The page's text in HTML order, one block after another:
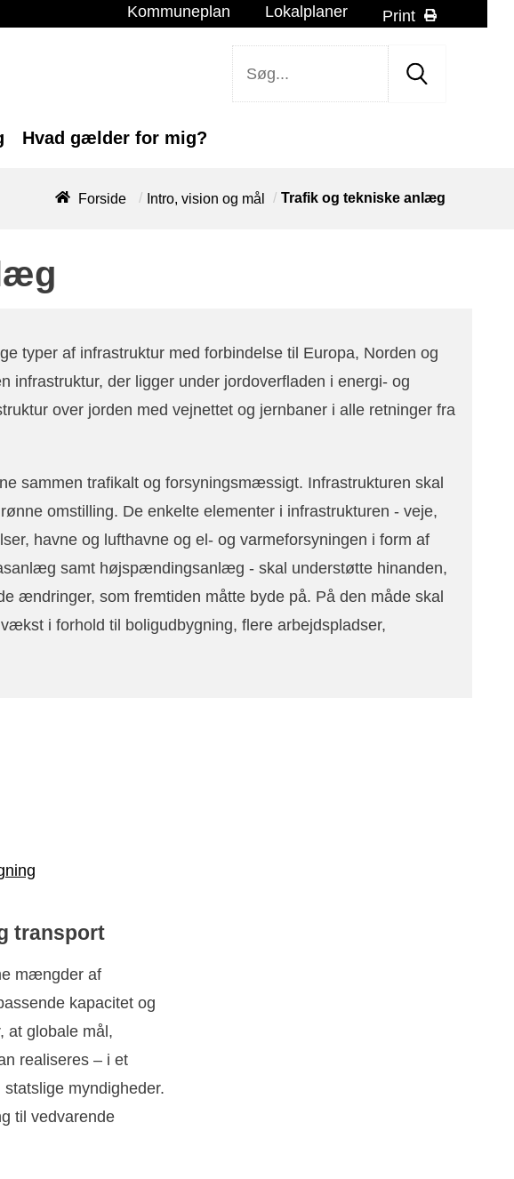
Kommuneplan Lokalplaner Print
Hvad gælder for mig?
Forside / Intro, vision og mål / Trafik og tekniske anlæg
typer af infrastruktur med forbindelse til Europa, Norden og
der ligger under jordoverfladen i energi- og
over jorden med vejnettet og jernbaner i alle retninger fra
sammen trafikalt og forsyningsmæssigt. Infrastrukturen skal
omstilling. De enkelte elementer i infrastrukturen - veje,
havne og lufthavne og el- og varmeforsyningen i form af
samt højspændingsanlæg - skal understøtte hinanden,
ændringer, som fremtiden måtte byde på. På den måde skal
i forhold til boligudbygning, flere arbejdspladser,
transport
mængder af
kapacitet og
at globale mål,
realiseres – i et
myndigheder.
til vedvarende